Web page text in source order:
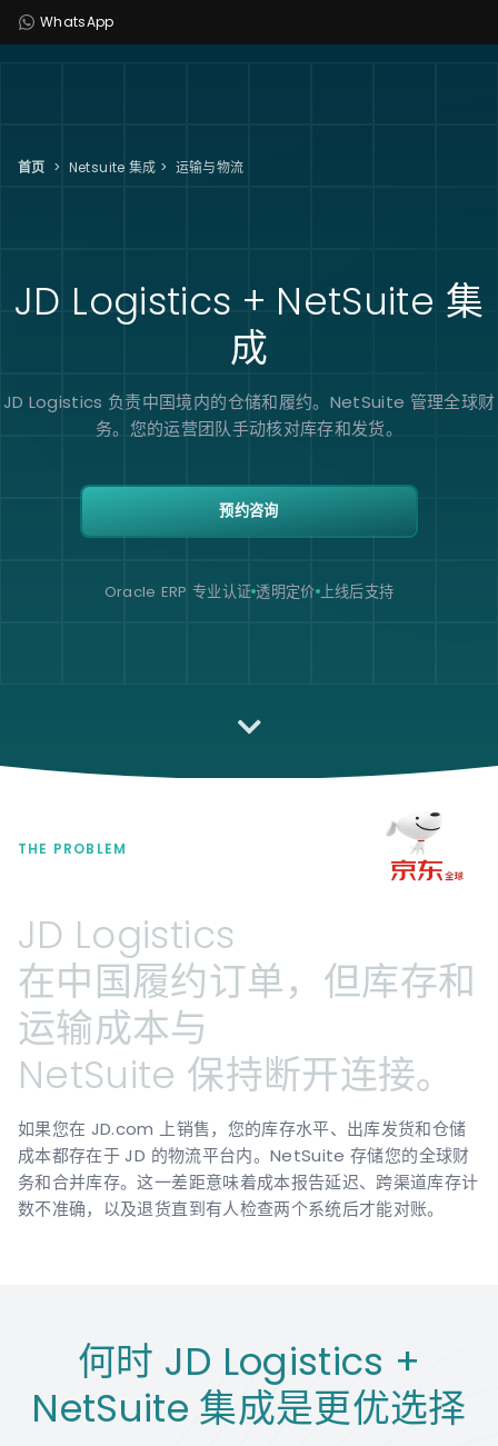
WhatsApp
首页 > Netsuite 集成 > 运输与物流
JD Logistics + NetSuite 集
成
JD Logistics 负责中国境内的仓储和履约。NetSuite 管理全球财
务。您的运营团队手动核对库存和发货。
预约咨询
Oracle ERP 专业认证 透明定价 上线后支持
THE PROBLEM
JD Logistics
在中国履约订单，但库存和
运输成本与
NetSuite 保持断开连接。
如果您在 JD.com 上销售，您的库存水平、出库发货和仓储
成本都存在于 JD 的物流平台内。NetSuite 存储您的全球财
务和合并库存。这一差距意味着成本报告延迟、跨渠道库存计
数不准确，以及退货直到有人检查两个系统后才能对账。
何时 JD Logistics +
NetSuite 集成是更优选择